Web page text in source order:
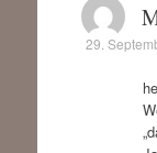
29.